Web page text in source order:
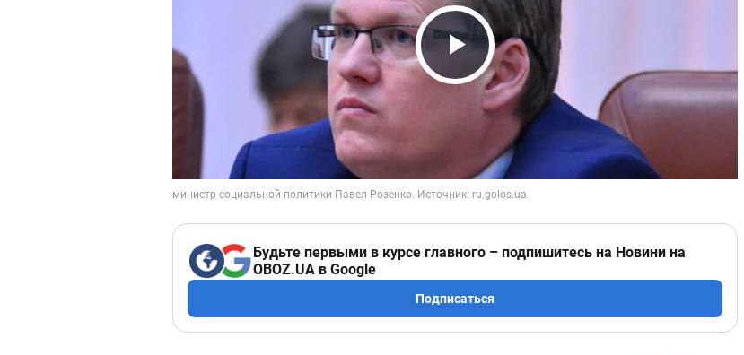
Play Video
Будьте первыми в курсе главного – подпишитесь на Новини на
OBOZ.UA в Google
Подписаться